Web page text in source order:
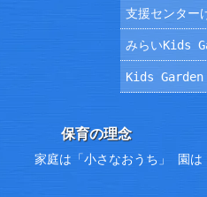
支援センター
みらいKids
Kids Garden
保育の理念
家庭は「小さなおうち」 園は